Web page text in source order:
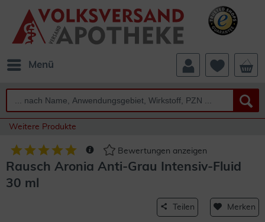
Menü
Weitere Produkte
Bewertungen anzeigen
Rausch Aronia Anti-Grau Intensiv-Fluid
30 ml
Teilen Merken